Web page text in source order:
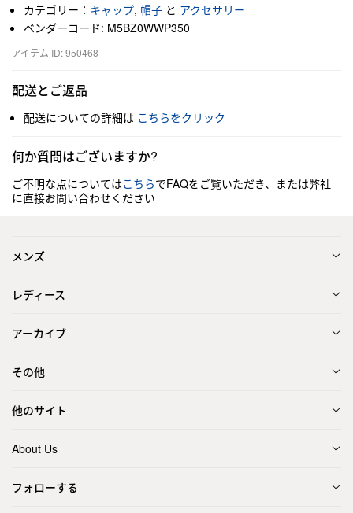
カテゴリー： キャップ, 帽子 と アクセサリー
ベンダーコード: M5BZ0WWP350
アイテム ID: 950468
配送とご返品
配送についての詳細は こちらをクリック
何か質問はございますか?
ご不明な点についてはこちらでFAQをご覧いただき、または弊社
に直接お問い合わせください
メンズ
レディース
アーカイブ
その他
他のサイト
About Us
フォローする